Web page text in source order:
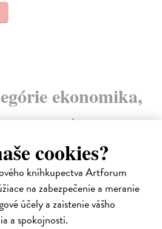
cookies?
kníhkupectva Artforum
na zabezpečenie a meranie
účely a zaistenie vášho
a spokojnosti.
ekonomika,
na sklade
novinka